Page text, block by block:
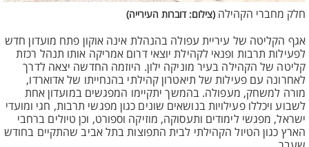
חלק מחברי הקהילה (צילום: דוברות העירייה)
אגף הקליטה של עיריית עפולה בהנהלת אינה אוקון פתח מועדון חדש
לפעילות תרבות ופנאי לקהילת יוצאי דרום אמריקה אותו תנהל רכזת
קליטה של הקהילה בעיר מוניקה ילון. היוזמה החדשה יצאה לדרך
לאחרונה עם פעילות של תיאטרון קהילתי בהנחייתו של אדוארדו,
מורה למשחק, מעפולה. בהמשך יתקיימו המפגשים במועדון אחת
לשבוע ויכללו פעילויות בנושאים שונים כגון מפגשי תרבות, חגי ומועדי
ישראל, מפגשי לימודים ותעסוקה, מוזיקה וספורט, וכן טיולים ברחבי
הארץ כגון הטיול הקהילתי לבית התפוצות בתל אביב שהתקיים בחודש